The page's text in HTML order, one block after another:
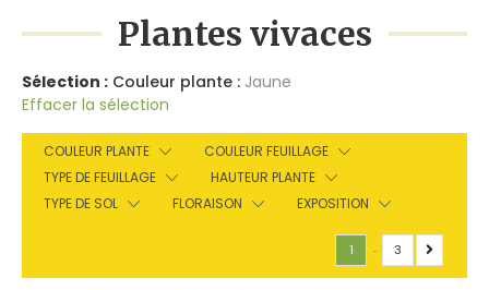
Plantes vivaces
Sélection : Couleur plante : Jaune
Effacer la sélection
COULEUR PLANTE
COULEUR FEUILLAGE
TYPE DE FEUILLAGE
HAUTEUR PLANTE
TYPE DE SOL
FLORAISON EXPOSITION
1 … 3